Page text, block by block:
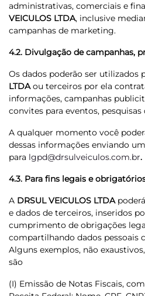
administrativas, comerciais e
VEICULOS LTDA, inclusive
campanhas de marketing.
4.2. Divulgação de campanhas,
Os dados poderão ser utilizados
LTDAou terceiros por ela
informações, campanhas
convites para eventos, pesquisas
A qualquer momento você
dessas informações enviando
para lgpd@drsulveiculos.com.br.
4.3. Para fins legais e
A DRSUL VEICULOS LTDA
e dados de terceiros, inseridos
cumprimento de obrigações
compartilhando dados pessoais
Alguns exemplos, não
são
(I) Emissão de Notas Fiscais,